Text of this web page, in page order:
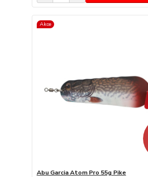
Akce
Abu Garcia Atom Pro 55g Pike